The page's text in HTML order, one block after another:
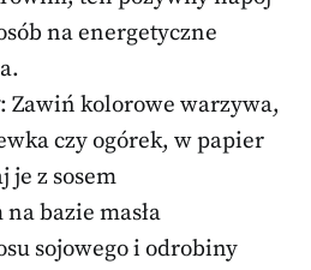
na energetyczne
: Zawiń kolorowe warzywa,
czy ogórek, w papier
je z sosem
bazie masła
sojowego i odrobiny